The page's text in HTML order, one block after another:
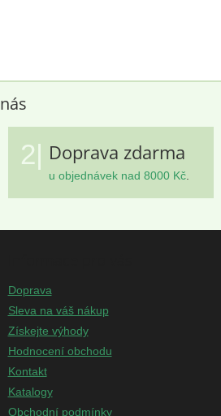
2| Doprava zdarma
u objednávek nad 8000 Kč.
Doprava
Sleva na váš nákup
Získejte výhody
Hodnocení obchodu
Kontakt
Katalogy
Obchodní podmínky